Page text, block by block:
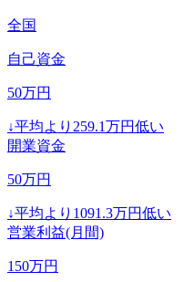
全国
自己資金
50万円
↓平均より 259.1万円低い
開業資金
50万円
↓平均より 1091.3万円低い
営業利益(月間)
150万円